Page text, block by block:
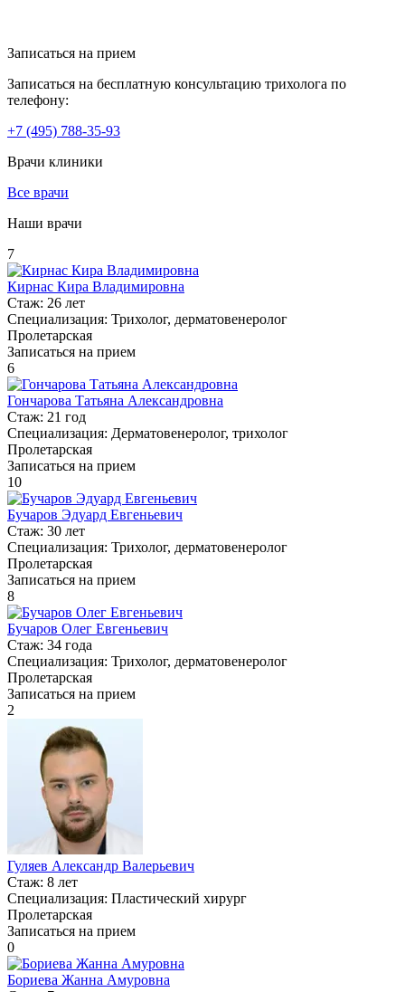
Записаться на прием
Записаться на бесплатную консультацию трихолога по
телефону:
+7 (495) 788-35-93
Врачи клиники
Все врачи
Наши врачи
7
Кирнас Кира Владимировна
Стаж: 26 лет
Специализация: Трихолог, дерматовенеролог
Пролетарская
Записаться на прием
6
Гончарова Татьяна Александровна
Стаж: 21 год
Специализация: Дерматовенеролог, трихолог
Пролетарская
Записаться на прием
10
Бучаров Эдуард Евгеньевич
Стаж: 30 лет
Специализация: Трихолог, дерматовенеролог
Пролетарская
Записаться на прием
8
Бучаров Олег Евгеньевич
Стаж: 34 года
Специализация: Трихолог, дерматовенеролог
Пролетарская
Записаться на прием
2
Гуляев Александр Валерьевич
Стаж: 8 лет
Специализация: Пластический хирург
Пролетарская
Записаться на прием
0
Бориева Жанна Амуровна